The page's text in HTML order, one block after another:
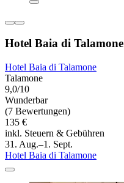
Hotel Baia di Talamone
Hotel Baia di Talamone
Talamone
9,0/10
Wunderbar
(7 Bewertungen)
135 €
inkl. Steuern & Gebühren
31. Aug.–1. Sept.
Hotel Baia di Talamone